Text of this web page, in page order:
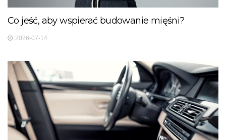
Co jeść, aby wspierać budowanie mięśni?
2026-07-14